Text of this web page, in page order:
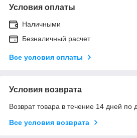
Условия оплаты
Наличными
Безналичный расчет
Все условия оплаты
Условия возврата
Возврат товара в течение 14 дней по
Все условия возврата